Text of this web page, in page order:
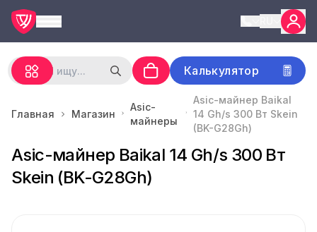
Калькулятор
Главная Магазин
Asic-
майнеры
Asic-майнер Baikal
14 Gh/s 300 Вт Skein
(BK-G28Gh)
Asic-майнер Baikal 14 Gh/s 300 Вт
Skein (BK-G28Gh)